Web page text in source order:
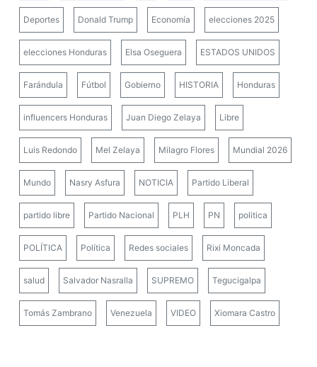
Deportes Donald Trump Economía elecciones 2025
elecciones Honduras Elsa Oseguera ESTADOS UNIDOS
Farándula Fútbol Gobierno HISTORIA Honduras
influencers Honduras Juan Diego Zelaya Libre
Luis Redondo Mel Zelaya Milagro Flores Mundial 2026
Mundo Nasry Asfura NOTICIA Partido Liberal
partido libre Partido Nacional PLH PN politica
POLÍTICA Política Redes sociales Rixi Moncada
salud Salvador Nasralla SUPREMO Tegucigalpa
Tomás Zambrano Venezuela VIDEO Xiomara Castro